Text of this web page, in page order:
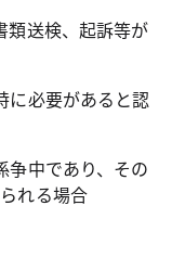
類送検、起訴等が
に必要があると認
争中であり、その
れる場合